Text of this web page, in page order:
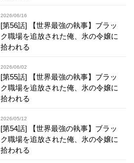
2026/06/16
[第56話] 【世界最強の執事】ブラッ
ク職場を追放された俺、氷の令嬢に
拾われる
2026/06/02
[第55話] 【世界最強の執事】ブラッ
ク職場を追放された俺、氷の令嬢に
拾われる
2026/05/12
[第54話] 【世界最強の執事】ブラッ
ク職場を追放された俺、氷の令嬢に
拾われる